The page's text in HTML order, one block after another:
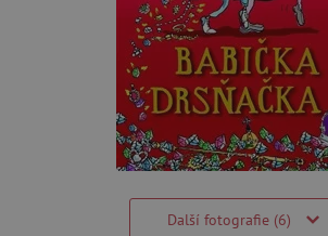
Další fotografie (6)